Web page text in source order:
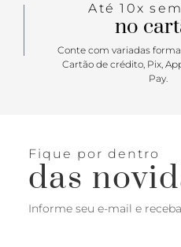
Até 10x
no
Conte com variadas
Cartão de crédito, Pix,
Pay.
Fique por dentro
das
Informe seu e-mail e